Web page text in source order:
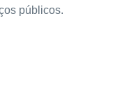
públicos.